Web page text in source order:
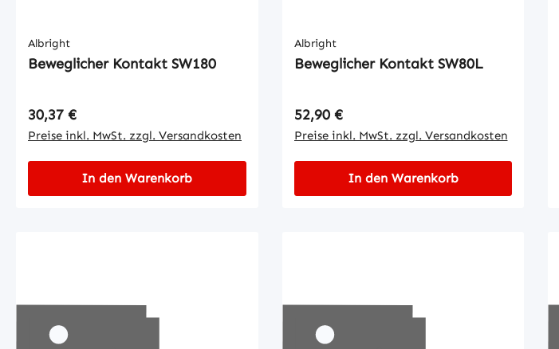
Albright
Beweglicher Kontakt SW180
Regulärer Preis:
30,37 €
Preise inkl. MwSt. zzgl. Versandkosten
In den Warenkorb
Albright
Beweglicher Kontakt SW80L
Regulärer Preis:
52,90 €
Preise inkl. MwSt. zzgl. Versandkosten
In den Warenkorb